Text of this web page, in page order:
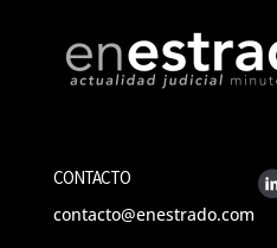
CONTACTO
contacto@enestrado.com